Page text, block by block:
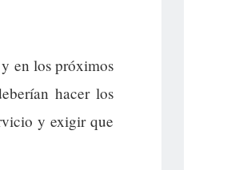
en los próximos
hacer los
y exigir que